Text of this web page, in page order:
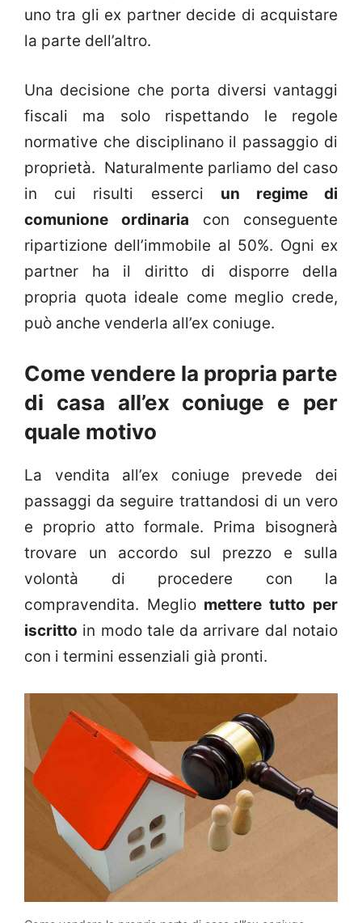
uno tra gli ex partner decide di acquistare
la parte dell’altro.
Una decisione che porta diversi vantaggi
fiscali ma solo rispettando le regole
normative che disciplinano il passaggio di
proprietà. Naturalmente parliamo del caso
in cui risulti esserci un regime di
comunione ordinaria con conseguente
ripartizione dell’immobile al 50%. Ogni ex
partner ha il diritto di disporre della
propria quota ideale come meglio crede,
può anche venderla all’ex coniuge.
Come vendere la propria parte
di casa all’ex coniuge e per
quale motivo
La vendita all’ex coniuge prevede dei
passaggi da seguire trattandosi di un vero
e proprio atto formale. Prima bisognerà
trovare un accordo sul prezzo e sulla
volontà di procedere con la
compravendita. Meglio mettere tutto per
iscritto in modo tale da arrivare dal notaio
con i termini essenziali già pronti.